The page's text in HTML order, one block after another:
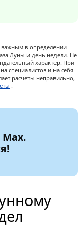
важным в определении
Луны и день недели. Не
характер. При
специалистов и на себя.
расчеты неправильно,
.